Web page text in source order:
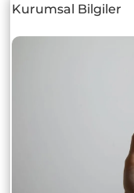
Kurumsal Bilgiler